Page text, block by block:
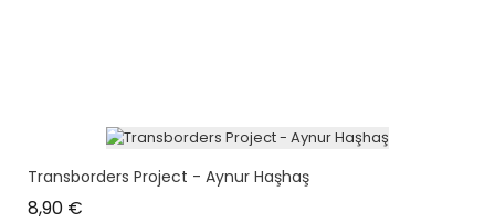
Transborders Project - Aynur Haşhaş
8,90 €